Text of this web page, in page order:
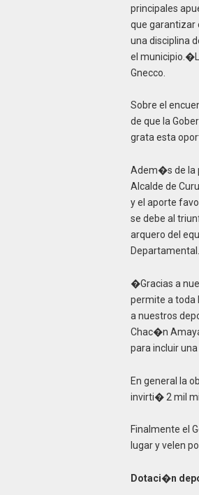
principales
que garantizar
una disciplina
el
Gnecco.
Sobre el
de que la
grata esta
Adem�s de la
Alcalde de
y el aporte
se debe al
arquero del
Departamental.
�Gracias a
permite a toda
a nuestros
Chac�n
para incluir
En general la
invirti� 2 mil
Finalmente el
lugar y velen
Dotaci�n